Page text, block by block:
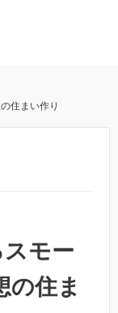
住まい作り
モー
の住ま